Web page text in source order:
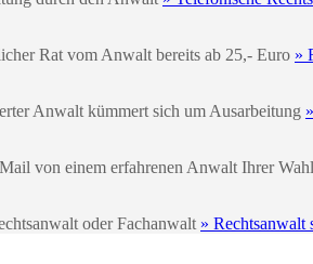
Rat vom Anwalt bereits ab 25,- Euro »
Anwalt kümmert sich um Ausarbeitung
von einem erfahrenen Anwalt Ihrer Wahl
oder Fachanwalt » Rechtsanwalt